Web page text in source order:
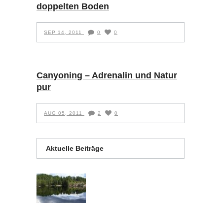
doppelten Boden
SEP 14, 2011 0 0
Canyoning – Adrenalin und Natur
pur
AUG 05, 2011 2 0
Aktuelle Beiträge